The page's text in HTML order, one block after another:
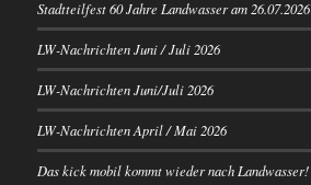
Stadtteilfest 60 Jahre Landwasser am 26.07.2026
LW-Nachrichten Juni / Juli 2026
LW-Nachrichten Juni/Juli 2026
LW-Nachrichten April / Mai 2026
Das kick mobil kommt wieder nach Landwasser!